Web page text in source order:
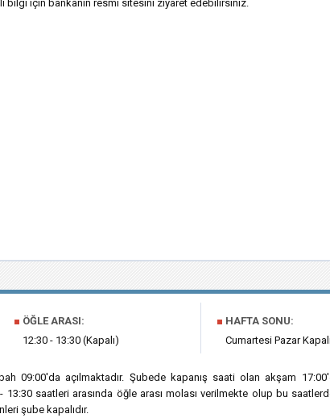
bilgi için bankanın resmi sitesini ziyaret edebilirsiniz.
■ ÖĞLE ARASI:
12:30 - 13:30 (Kapalı)
■ HAFTA SONU:
Cumartesi Pazar Kapalı
09:00'da açılmaktadır. Şubede kapanış saati olan akşam
13:30 saatleri arasında öğle arası molası verilmekte olup bu
şube kapalıdır.